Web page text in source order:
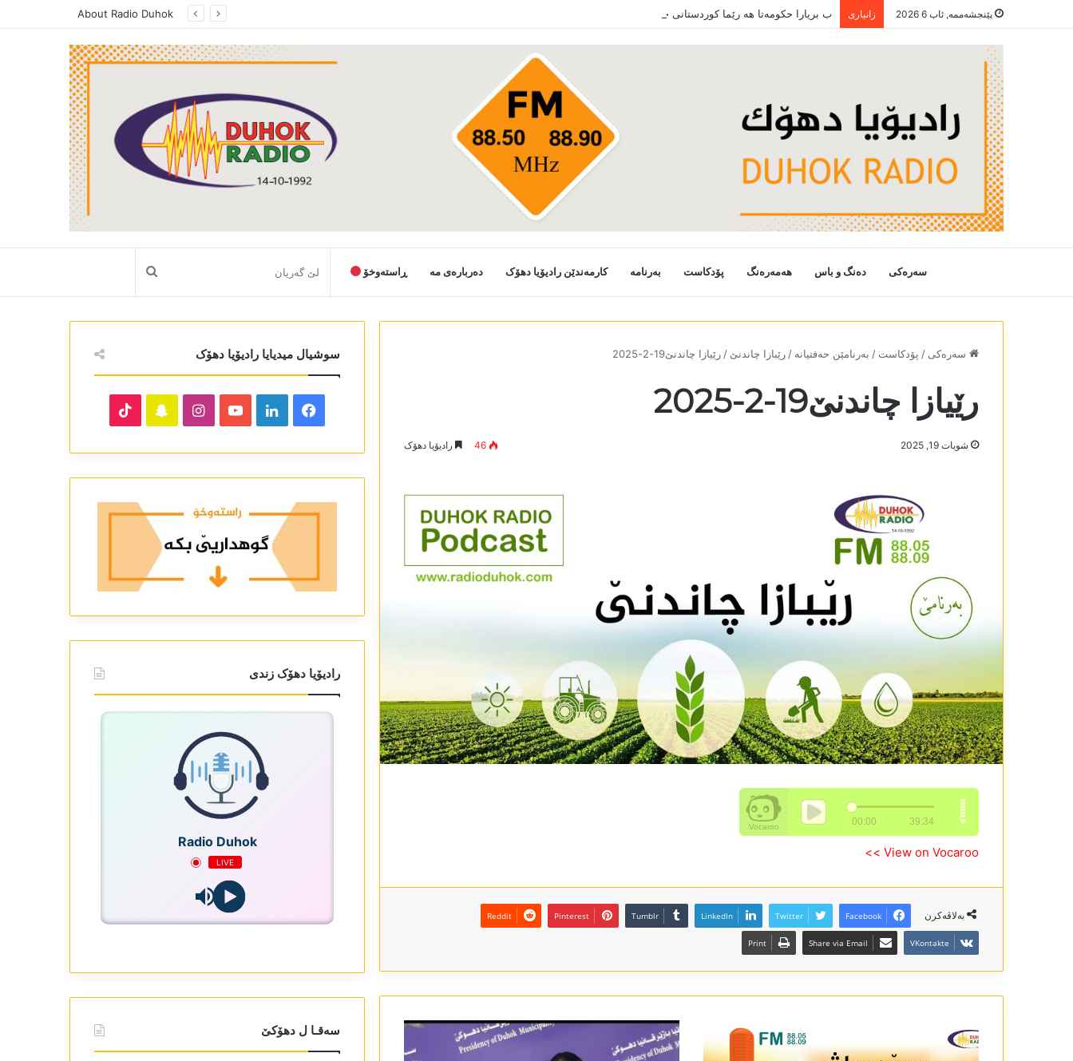
پێنجشەممە, ئاب 6 2026 زانیاری ب بریارا حکومەتا ھە رێما کوردستانی خەلکێ گوندێن سەر ب ئێدارا زاخو ڤە دشین سەرەدانا گوندیێن خو بکەن About Radio Duhok
سەرەکی دەنگ و باس هەمەرەنگ پۆدکاست بەرنامە کارمەندێن رادیۆیا دھۆک دەربارەی مە ڕاستەوخۆ لێ
گەریان
سەرەکی / پۆدکاست / بەرنامێن حەفتیانە / رێبازا چاندنێ / رێیازا چاندنێ19-2-2025
رێیازا چاندنێ19-2-2025
شوبات 19, 2025 46 رادیۆیا دھۆک
View on Vocaroo >>
بەلاڤەکرن Facebook
Twitter
LinkedIn
Tumblr
Pinterest
Reddit
VKontakte
Share via Email
Print
سوشیال میدیایا رادیۆیا دھۆک
Facebook
LinkedIn
YouTube
Instagram
Snapchat
رادیۆیا دھۆک زندی
Radio Duhok
LIVE
سەقـا ل دھۆکێ